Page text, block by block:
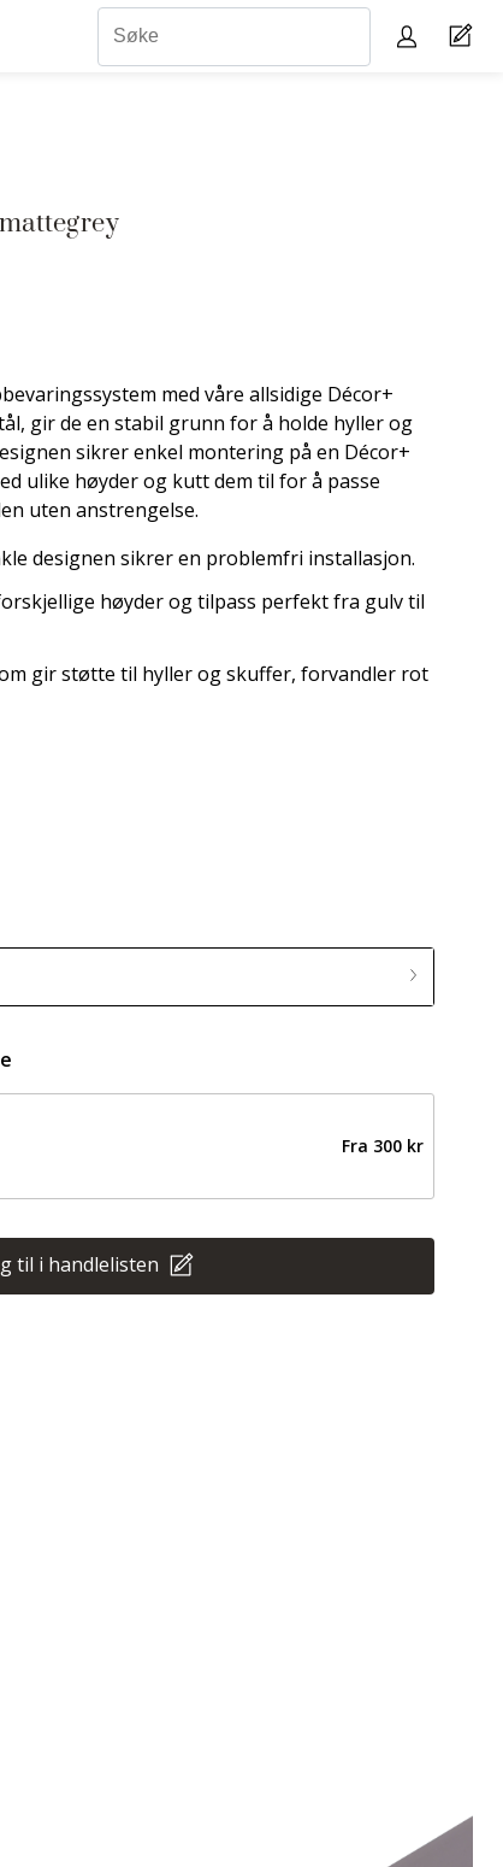
med våre allsidige Décor+
gir de en stabil grunn for å holde hyller og
sikrer enkel montering på en Décor+
ulike høyder og kutt dem til for å passe
uten anstrengelse.
designen sikrer en problemfri installasjon.
høyder og tilpass perfekt fra gulv til
gir støtte til hyller og skuffer, forvandler rot
Fra 300 kr
til i handlelisten